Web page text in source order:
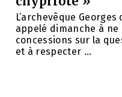
L’archevêque
appelé dimanche à ne
concessions sur la
et à respecter ...